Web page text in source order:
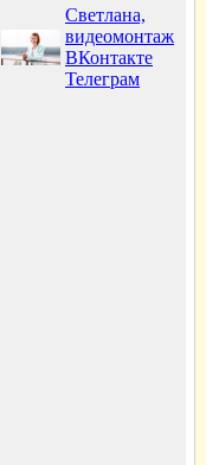
Светлана,
видеомонтаж
ВКонтакте
Телеграм